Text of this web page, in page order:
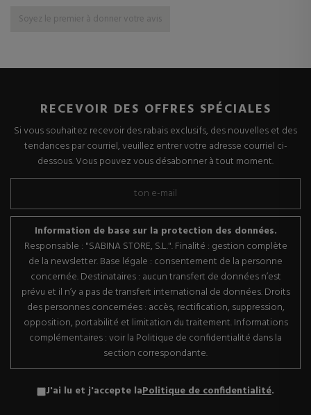
Soyez le premier à donner votre avis
RECEVOIR DES OFFRES SPÉCIALES
Si vous souhaitez recevoir des rabais exclusifs, des nouvelles et des
tendances par courriel, veuillez entrer votre adresse courriel ci-
dessous. Vous pouvez vous désabonner à tout moment.
Information de base sur la protection des données.
Responsable : "SABINA STORE, S.L.". Finalité : gestion complète
de la newsletter. Base légale : consentement de la personne
concernée. Destinataires : aucun transfert de données n’est
prévu et il n’y a pas de transfert international de données. Droits
des personnes concernées : accès, rectification, suppression,
opposition, portabilité et limitation du traitement. Informations
complémentaires : voir la Politique de confidentialité dans la
section correspondante.
J'ai lu et j'accepte laPolitique de confidentialité.